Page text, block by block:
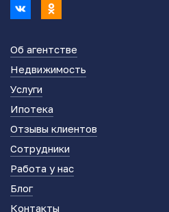
Об агентстве
Недвижимость
Услуги
Ипотека
Отзывы клиентов
Сотрудники
Работа у нас
Блог
Контакты